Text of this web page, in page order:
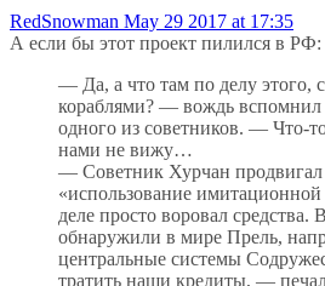
RedSnowman May 29 2017 at 17:35
А если бы этот проект пилился в РФ:
— Да, а что там по делу этого,
кораблями? — вождь вспомнил
одного из советников. — Что-
нами не вижу…
— Советник Хурчан
«использование
деле просто воровал средства.
обнаружили в мире Прель,
центральные системы
тратить наши кредиты, —